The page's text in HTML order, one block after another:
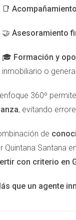
atractivo.
exploran
📑
🤝 Asesoramiento
🎓 Formación y
inmobiliario o
360º
, evitando
de
Quintana Santana
con criterio en
que un agente